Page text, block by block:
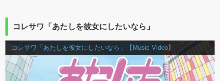
コレサワ「あたしを彼女にしたいなら」
コレサワ「あたしを彼女にしたいなら」【Music Video】